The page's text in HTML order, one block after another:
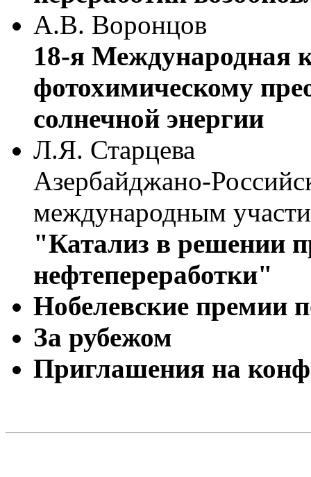
А.В. Воронцов
18-я Международная
фотохимическому
солнечной энергии
Л.Я. Старцева
Азербайджано-
международным
"Катализ в решении
нефтепереработки"
Нобелевские премии
За рубежом
Приглашения на